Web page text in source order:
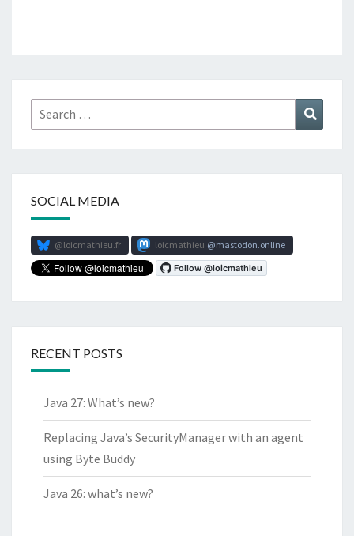
Search
for:
SOCIAL MEDIA
@loicmathieu.fr loicmathieu mastodon.online
RECENT POSTS
Java 27: What’s new?
Replacing Java’s SecurityManager with an agent
using Byte Buddy
Java 26: what’s new?